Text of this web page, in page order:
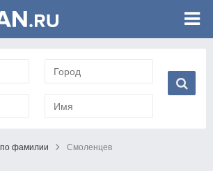
по фамилии Смоленцев